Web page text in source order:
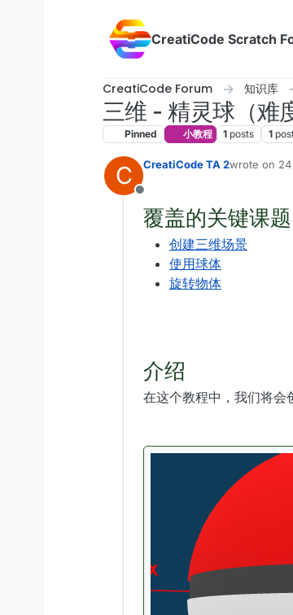
CreatiCode Scratch
CreatiCode Forum 知识库
三维 - 精灵球（难
Pinned 小教程 1 posts 1
C
Offline
CreatiCode TA 2wrote on
last edited
覆盖的关键课题
创建三维场景
使用球体
旋转物体
介绍
在这个教程中，我们将会